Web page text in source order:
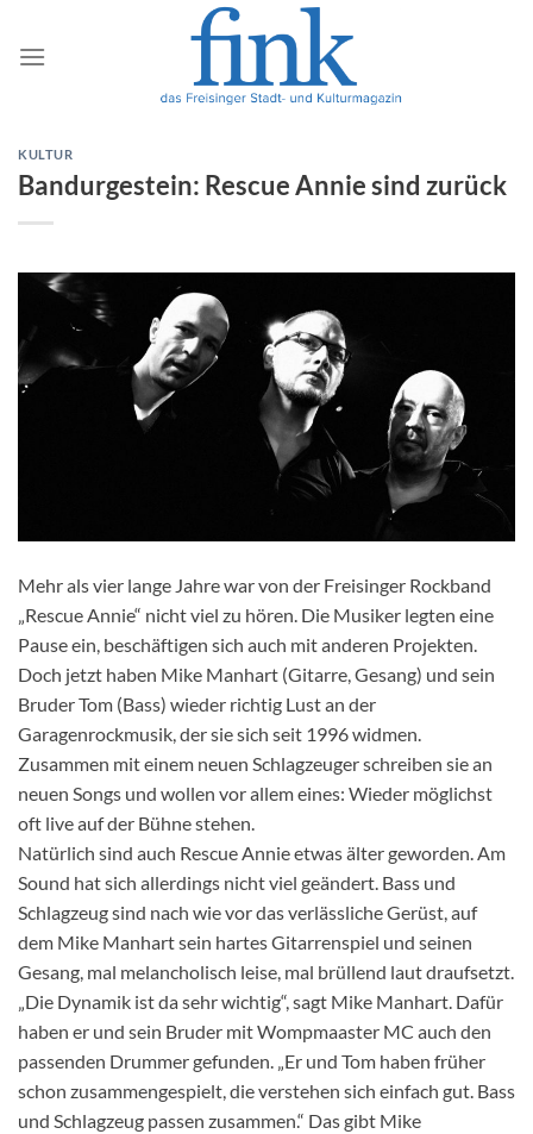
Inhalt
springen
KULTUR
Bandurgestein: Rescue Annie sind zurück
Mehr als vier lange Jahre war von der Freisinger Rockband
„Rescue Annie“ nicht viel zu hören. Die Musiker legten eine
Pause ein, beschäftigen sich auch mit anderen Projekten.
Doch jetzt haben Mike Manhart (Gitarre, Gesang) und sein
Bruder Tom (Bass) wieder richtig Lust an der
Garagenrockmusik, der sie sich seit 1996 widmen.
Zusammen mit einem neuen Schlagzeuger schreiben sie an
neuen Songs und wollen vor allem eines: Wieder möglichst
oft live auf der Bühne stehen.
Natürlich sind auch Rescue Annie etwas älter geworden. Am
Sound hat sich allerdings nicht viel geändert. Bass und
Schlagzeug sind nach wie vor das verlässliche Gerüst, auf
dem Mike Manhart sein hartes Gitarrenspiel und seinen
Gesang, mal melancholisch leise, mal brüllend laut draufsetzt.
„Die Dynamik ist da sehr wichtig“, sagt Mike Manhart. Dafür
haben er und sein Bruder mit Wompmaaster MC auch den
passenden Drummer gefunden. „Er und Tom haben früher
schon zusammengespielt, die verstehen sich einfach gut. Bass
und Schlagzeug passen zusammen.“ Das gibt Mike